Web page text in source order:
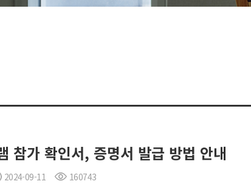
참가 확인서, 증명서 발급 방법 안내
2024-09-11 160743